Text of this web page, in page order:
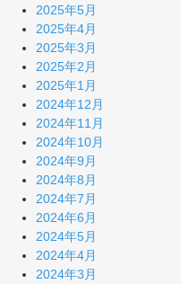
2025年5月
2025年4月
2025年3月
2025年2月
2025年1月
2024年12月
2024年11月
2024年10月
2024年9月
2024年8月
2024年7月
2024年6月
2024年5月
2024年4月
2024年3月